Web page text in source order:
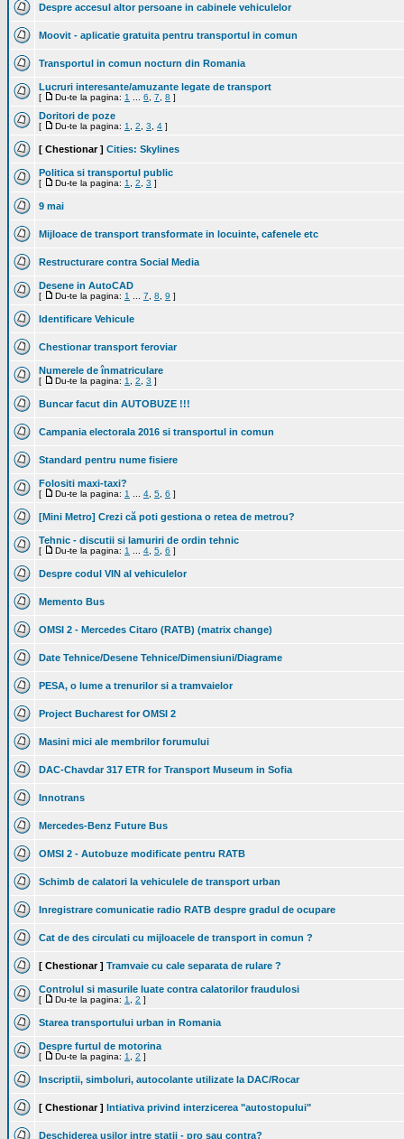
Despre accesul altor persoane in cabinele vehiculelor
Moovit - aplicatie gratuita pentru transportul in comun
Transportul in comun nocturn din Romania
Lucruri interesante/amuzante legate de transport
[ Du-te la pagina: 1 6 7 8 ]
Doritori de poze
[ Du-te la pagina: 1 2 3 4 ]
[ Chestionar ] Cities: Skylines
Politica si transportul public
[ Du-te la pagina: 1 2 3 ]
9 mai
Mijloace de transport transformate in locuinte, cafenele etc
Restructurare contra Social Media
Desene in AutoCAD
[ Du-te la pagina: 1 7 8 9 ]
Identificare Vehicule
Chestionar transport feroviar
Numerele de înmatriculare
[ Du-te la pagina: 1 2 3 ]
Buncar facut din AUTOBUZE !!!
Campania electorala 2016 si transportul in comun
Standard pentru nume fisiere
Folositi maxi-taxi?
[ Du-te la pagina: 1 4 5 6 ]
[Mini Metro] Crezi că poti gestiona o retea de metrou?
Tehnic - discutii si lamuriri de ordin tehnic
[ Du-te la pagina: 1 4 5 6 ]
Despre codul VIN al vehiculelor
Memento Bus
OMSI 2 - Mercedes Citaro (RATB) (matrix change)
Date Tehnice/Desene Tehnice/Dimensiuni/Diagrame
PESA, o lume a trenurilor si a tramvaielor
Project Bucharest for OMSI 2
Masini mici ale membrilor forumului
DAC-Chavdar 317 ETR for Transport Museum in Sofia
Innotrans
Mercedes-Benz Future Bus
OMSI 2 - Autobuze modificate pentru RATB
Schimb de calatori la vehiculele de transport urban
Inregistrare comunicatie radio RATB despre gradul de ocupare
Cat de des circulati cu mijloacele de transport in comun ?
[ Chestionar ] Tramvaie cu cale separata de rulare ?
Controlul si masurile luate contra calatorilor fraudulosi
[ Du-te la pagina: 1 2 ]
Starea transportului urban in Romania
Despre furtul de motorina
[ Du-te la pagina: 1 2 ]
Inscriptii, simboluri, autocolante utilizate la DAC/Rocar
[ Chestionar ] Intiativa privind interzicerea "autostopului"
Deschiderea usilor intre statii - pro sau contra?